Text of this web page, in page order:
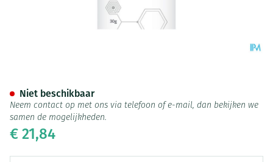
€ 21,84
Niet beschikbaar
Neem contact op met ons via telefoon of e-mail, dan bekijken we
samen de mogelijkheden.